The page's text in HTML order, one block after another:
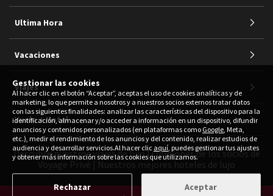
Gestionar las cookies
Al hacer clic en el botón “Aceptar”, aceptas el uso de cookies analíticas y de
marketing, lo que permite a nosotros y a nuestros socios externos tratar datos
con las siguientes finalidades: analizar las características del dispositivo para la
identificación, almacenar y/o acceder a información en un dispositivo, difundir
anuncios y contenidos personalizados (en plataformas como Google, Meta,
etc.), medir el rendimiento de los anuncios y del contenido, realizar estudios de
audiencia y desarrollar servicios.Al hacer clic aquí, puedes gestionar tus ajustes
y obtener más información sobre las cookies que utilizamos.
Aceptar
Rechazar
Ultima Hora
Vacaciones
Viajes
Vuelo + Hotel
Descubre nuestros viajes de lujo|Opiniones de los socios de
Voyage Privé | Nuestros mejores hoteles de lujo